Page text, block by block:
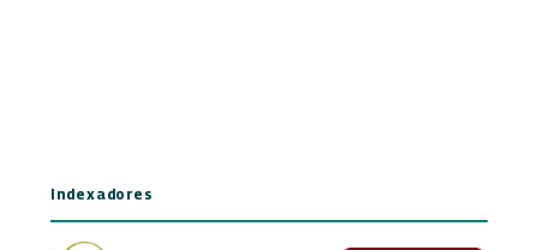
Indexadores